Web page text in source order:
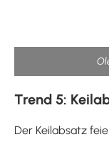
Trend 5:
Der Keilabsatz